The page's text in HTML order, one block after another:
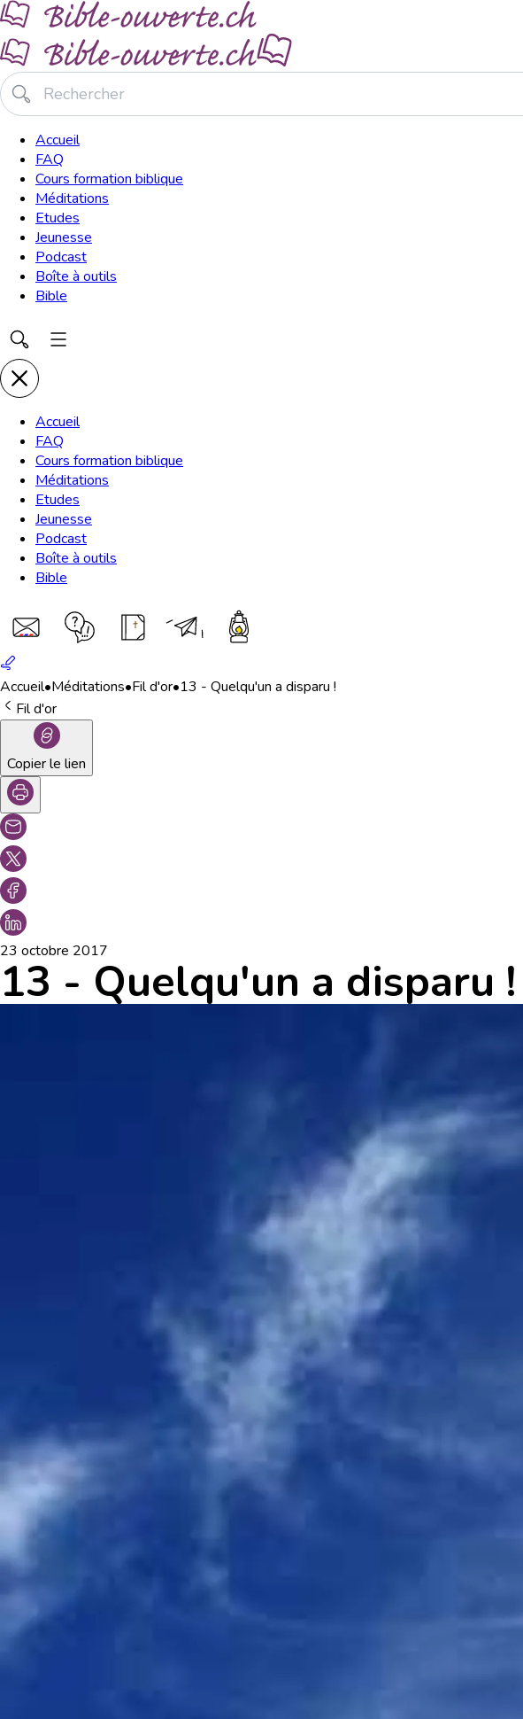
Accueil
FAQ
Cours formation biblique
Méditations
Etudes
Jeunesse
Podcast
Boîte à outils
Bible
Accueil
FAQ
Cours formation biblique
Méditations
Etudes
Jeunesse
Podcast
Boîte à outils
Bible
Accueil•Méditations•Fil d'or•13 - Quelqu'un a disparu !
Fil d'or
Copier le lien
23 octobre 2017
13 - Quelqu'un a disparu !